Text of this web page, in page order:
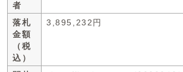
者
落札
金額
（税
込）
3,895,232円